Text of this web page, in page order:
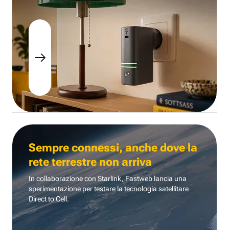
Sempre connessi, anche dove la
rete terrestre non arriva
In collaborazione con Starlink, Fastweb lancia una
sperimentazione per testare la tecnologia satellitare
Direct to Cell.